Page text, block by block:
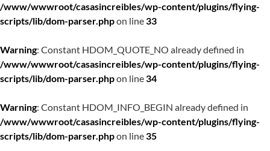
/www/wwwroot/casasincreibles/wp-content/plugins/flying-
scripts/lib/dom-parser.phpon line33
Warning: Constant HDOM_QUOTE_NO already defined in
/www/wwwroot/casasincreibles/wp-content/plugins/flying-
scripts/lib/dom-parser.phpon line34
Warning: Constant HDOM_INFO_BEGIN already defined in
/www/wwwroot/casasincreibles/wp-content/plugins/flying-
scripts/lib/dom-parser.phpon line35